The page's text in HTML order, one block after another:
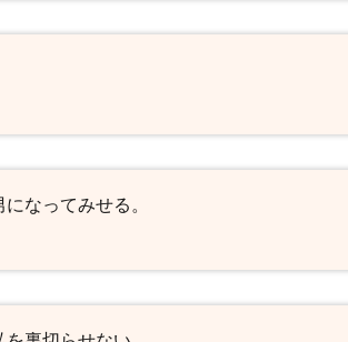
なってみせる。